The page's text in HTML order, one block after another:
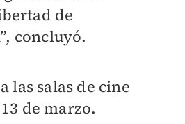
de
concluyó.
las salas de cine
de marzo.